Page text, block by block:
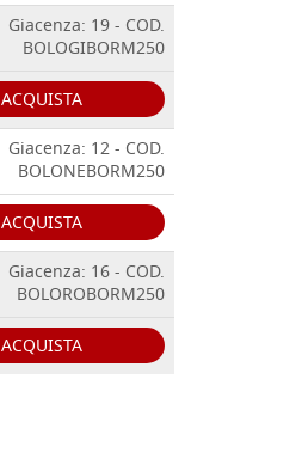
Giacenza: 19 - COD.
BOLOGIBORM250
ACQUISTA
Giacenza: 12 - COD.
BOLONEBORM250
ACQUISTA
Giacenza: 16 - COD.
BOLOROBORM250
ACQUISTA